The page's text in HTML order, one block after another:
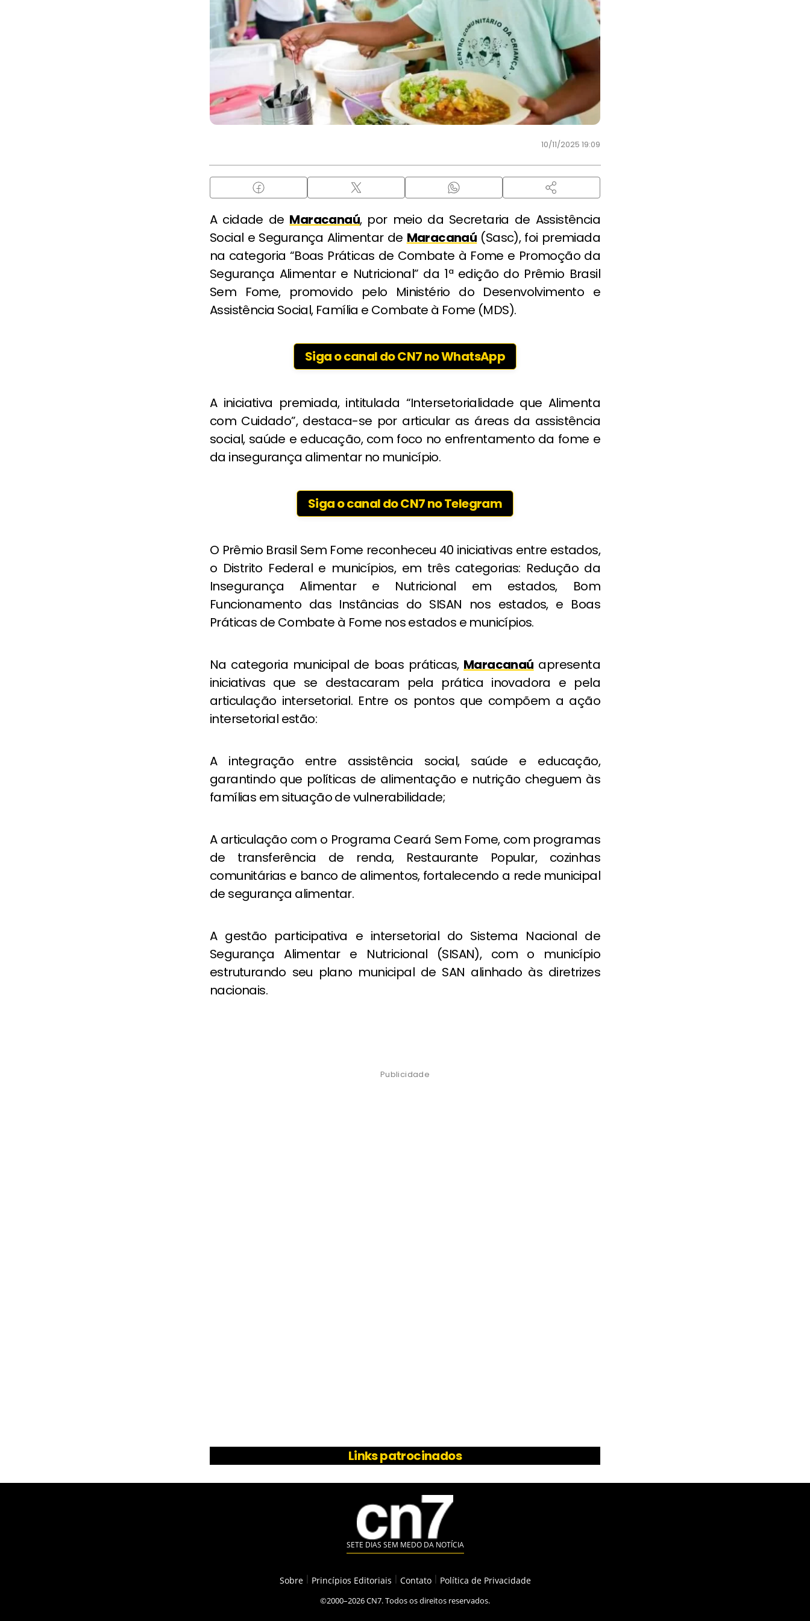
10/11/2025 19:09
A cidade de Maracanaú, por meio da Secretaria de Assistência
Social e Segurança Alimentar de Maracanaú (Sasc), foi premiada
na categoria “Boas Práticas de Combate à Fome e Promoção da
Segurança Alimentar e Nutricional” da 1ª edição do Prêmio Brasil
Sem Fome, promovido pelo Ministério do Desenvolvimento e
Assistência Social, Família e Combate à Fome (MDS).
Siga o canal do CN7 no WhatsApp
A iniciativa premiada, intitulada “Intersetorialidade que Alimenta
com Cuidado”, destaca-se por articular as áreas da assistência
social, saúde e educação, com foco no enfrentamento da fome e
da insegurança alimentar no município.
Siga o canal do CN7 no Telegram
O Prêmio Brasil Sem Fome reconheceu 40 iniciativas entre estados,
o Distrito Federal e municípios, em três categorias: Redução da
Insegurança Alimentar e Nutricional em estados, Bom
Funcionamento das Instâncias do SISAN nos estados, e Boas
Práticas de Combate à Fome nos estados e municípios.
Na categoria municipal de boas práticas, Maracanaú apresenta
iniciativas que se destacaram pela prática inovadora e pela
articulação intersetorial. Entre os pontos que compõem a ação
intersetorial estão:
A integração entre assistência social, saúde e educação,
garantindo que políticas de alimentação e nutrição cheguem às
famílias em situação de vulnerabilidade;
A articulação com o Programa Ceará Sem Fome, com programas
de transferência de renda, Restaurante Popular, cozinhas
comunitárias e banco de alimentos, fortalecendo a rede municipal
de segurança alimentar.
A gestão participativa e intersetorial do Sistema Nacional de
Segurança Alimentar e Nutricional (SISAN), com o município
estruturando seu plano municipal de SAN alinhado às diretrizes
nacionais.
Publicidade
Links patrocinados
SETE DIAS SEM MEDO DA NOTÍCIA
Sobre Princípios Editoriais Contato Política de Privacidade
©2000–2026 CN7. Todos os direitos reservados.